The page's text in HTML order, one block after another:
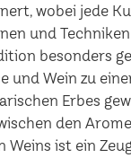
wobei jede
und
besonders
und Wein zu
Erbes
den
Weins ist ein